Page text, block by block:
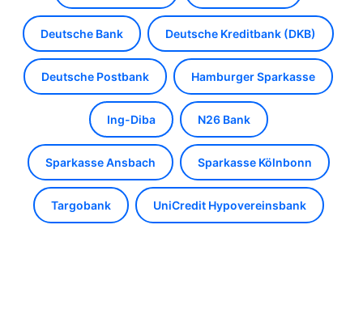
Deutsche Bank Deutsche Kreditbank (DKB)
Deutsche Postbank Hamburger Sparkasse
Ing-Diba N26 Bank
Sparkasse Ansbach Sparkasse Kölnbonn
Targobank UniCredit Hypovereinsbank